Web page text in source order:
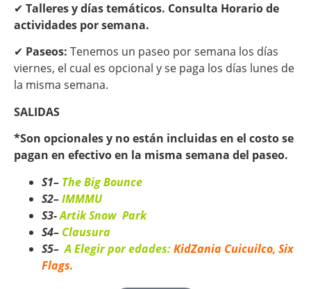
✔ Talleres y días temáticos. Consulta Horario de
actividades por semana.
✔ Paseos: Tenemos un paseo por semana los días
viernes, el cual es opcional y se paga los días lunes de
la misma semana.
SALIDAS
*Son opcionales y no están incluidas en el costo se
pagan en efectivo en la misma semana del paseo.
S1– The Big Bounce
S2–IMMMU
S3-Artik Snow Park
S4– Clausura
S5–A Elegir por edades:KidZania Cuicuilco, Six
Flags.